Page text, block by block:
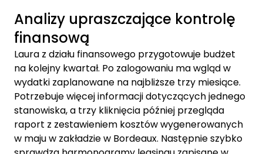
Analizy upraszczające kontrolę
finansową
Laura z działu finansowego przygotowuje budżet
na kolejny kwartał. Po zalogowaniu ma wgląd w
wydatki zaplanowane na najbliższe trzy miesiące.
Potrzebuje więcej informacji dotyczących jednego
stanowiska, a trzy kliknięcia później przegląda
raport z zestawieniem kosztów wygenerowanych
w maju w zakładzie w Bordeaux. Następnie szybko